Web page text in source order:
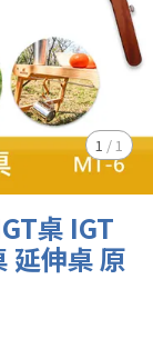
1 / 1
桌 IGT
延伸桌 原